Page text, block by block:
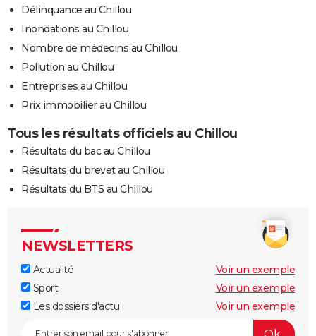
Délinquance au Chillou
Inondations au Chillou
Nombre de médecins au Chillou
Pollution au Chillou
Entreprises au Chillou
Prix immobilier au Chillou
Tous les résultats officiels au Chillou
Résultats du bac au Chillou
Résultats du brevet au Chillou
Résultats du BTS au Chillou
NEWSLETTERS
Actualité
Voir un exemple
Sport
Voir un exemple
Les dossiers d'actu
Voir un exemple